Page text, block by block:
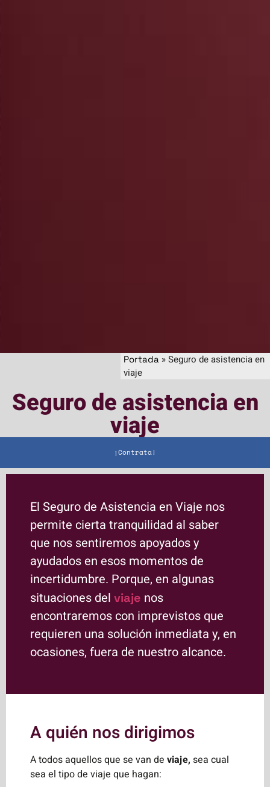
Portada »Seguro de asistencia en
viaje
Seguro de asistencia en
viaje
¡Contrata!
El Seguro de Asistencia en Viaje nos
permite cierta tranquilidad al saber
que nos sentiremos apoyados y
ayudados en esos momentos de
incertidumbre. Porque, en algunas
situaciones del viaje nos
encontraremos con imprevistos que
requieren una solución inmediata y, en
ocasiones, fuera de nuestro alcance.
A quién nos dirigimos
A todos aquellos que se van de viaje, sea cual
sea el tipo de viaje que hagan: